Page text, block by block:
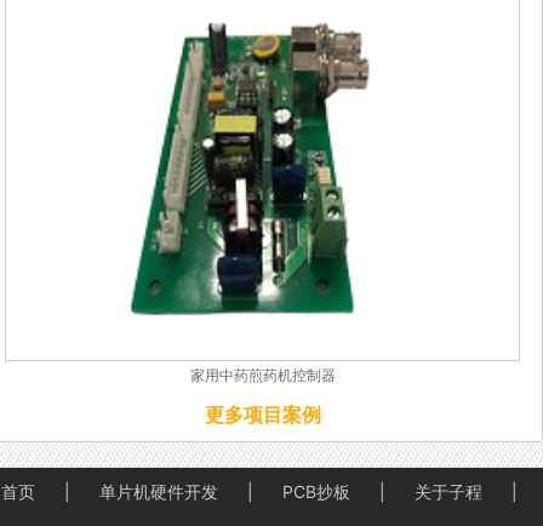
家用中药煎药机控制器
更多项目案例
首页 单片机硬件开发 PCB抄板 关于子程